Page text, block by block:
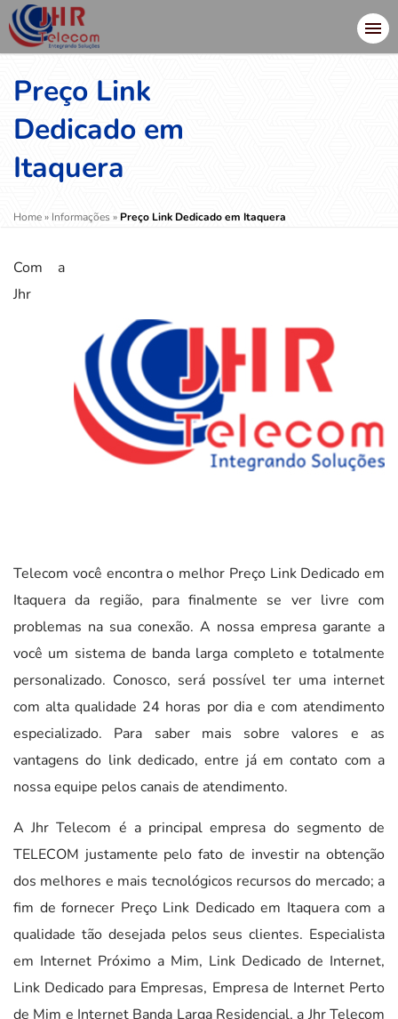
Preço Link
Dedicado em
Itaquera
Home» Informações » Preço Link Dedicado em Itaquera
Com a
Jhr
Telecom você encontra o melhor Preço Link Dedicado em
Itaquera da região, para finalmente se ver livre com
problemas na sua conexão. A nossa empresa garante a
você um sistema de banda larga completo e totalmente
personalizado. Conosco, será possível ter uma internet
com alta qualidade 24 horas por dia e com atendimento
especializado. Para saber mais sobre valores e as
vantagens do link dedicado, entre já em contato com a
nossa equipe pelos canais de atendimento.
A Jhr Telecom é a principal empresa do segmento de
TELECOM justamente pelo fato de investir na obtenção
dos melhores e mais tecnológicos recursos do mercado; a
fim de fornecer Preço Link Dedicado em Itaquera com a
qualidade tão desejada pelos seus clientes. Especialista
em Internet Próximo a Mim, Link Dedicado de Internet,
Link Dedicado para Empresas, Empresa de Internet Perto
de Mim e Internet Banda Larga Residencial, a Jhr Telecom